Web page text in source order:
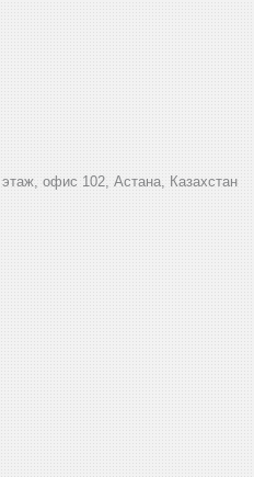
офис 102, Астана, Казахстан